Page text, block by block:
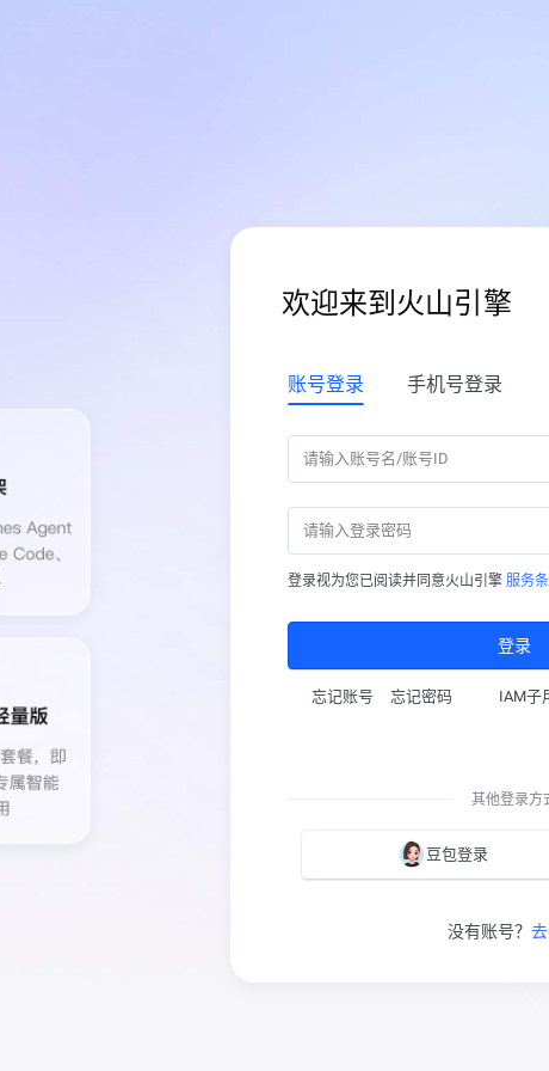
欢迎来到火山引擎
账号登录 手机号登录
登录视为您已阅读并同意火山引擎 服务
登录
忘记账号 忘记密码 IAM子
其他登录方
豆包登录
没有账号？